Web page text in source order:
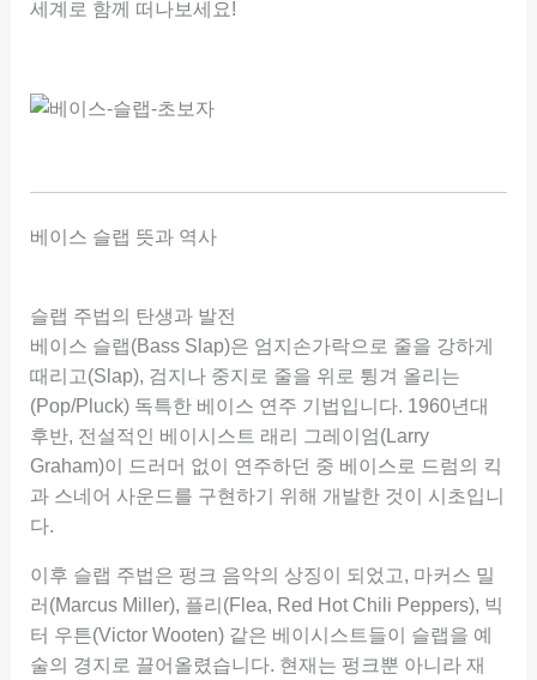
세계로 함께 떠나보세요!
베이스 슬랩 뜻과 역사
슬랩 주법의 탄생과 발전
베이스 슬랩(Bass Slap)은 엄지손가락으로 줄을 강하게
때리고(Slap), 검지나 중지로 줄을 위로 튕겨 올리는
(Pop/Pluck) 독특한 베이스 연주 기법입니다. 1960년대
후반, 전설적인 베이시스트 래리 그레이엄(Larry
Graham)이 드러머 없이 연주하던 중 베이스로 드럼의 킥
과 스네어 사운드를 구현하기 위해 개발한 것이 시초입니
다.
이후 슬랩 주법은 펑크 음악의 상징이 되었고, 마커스 밀
러(Marcus Miller), 플리(Flea, Red Hot Chili Peppers), 빅
터 우튼(Victor Wooten) 같은 베이시스트들이 슬랩을 예
술의 경지로 끌어올렸습니다. 현재는 펑크뿐 아니라 재